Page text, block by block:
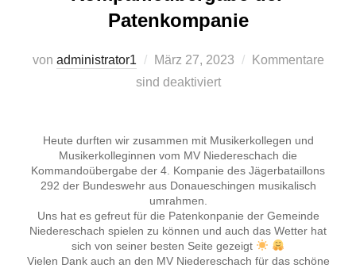
Patenkompanie
von administrator1
Veröffentlicht
am
März 27, 2023
Kommentare
sind deaktiviert
Heute durften wir zusammen mit Musikerkollegen und
Musikerkolleginnen vom MV Niedereschach die
Kommandoübergabe der 4. Kompanie des Jägerbataillons
292 der Bundeswehr aus Donaueschingen musikalisch
umrahmen.
Uns hat es gefreut für die Patenkonpanie der Gemeinde
Niedereschach spielen zu können und auch das Wetter hat
sich von seiner besten Seite gezeigt
Vielen Dank auch an den MV Niedereschach für das schöne